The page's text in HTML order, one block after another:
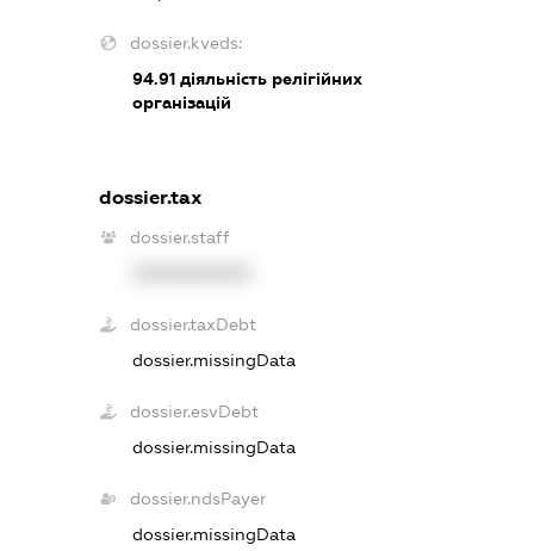
dossier.kveds:
94.91діяльність релігійних
організацій
dossier.tax
dossier.staff
dossier.taxDebt
dossier.missingData
dossier.esvDebt
dossier.missingData
dossier.ndsPayer
dossier.missingData